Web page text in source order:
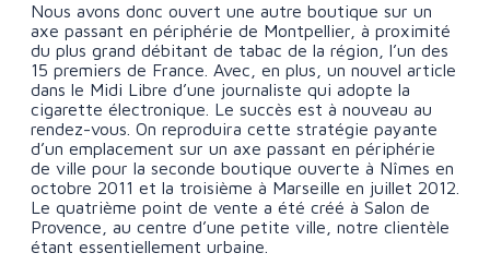
Nous avons donc ouvert une autre boutique sur un
axe passant en périphérie de Montpellier, à proximité
du plus grand débitant de tabac de la région, l’un des
15 premiers de France. Avec, en plus, un nouvel article
dans le Midi Libre d’une journaliste qui adopte la
cigarette électronique. Le succès est à nouveau au
rendez-vous. On reproduira cette stratégie payante
d’un emplacement sur un axe passant en périphérie
de ville pour la seconde boutique ouverte à Nîmes en
octobre 2011 et la troisième à Marseille en juillet 2012.
Le quatrième point de vente a été créé à Salon de
Provence, au centre d’une petite ville, notre clientèle
étant essentiellement urbaine.